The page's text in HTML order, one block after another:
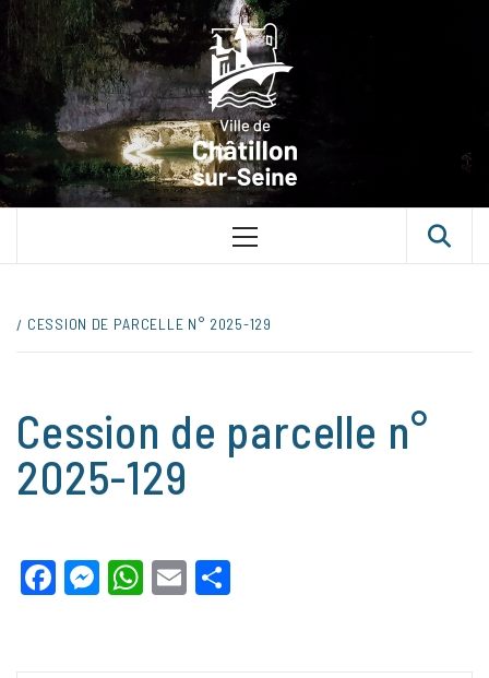
to
content
VILLE
SUR-SEINE
UNE VILLE DANS UN PARC
Primary
CESSION DE PARCELLE N° 2025-129
Cession de parcelle n°
2025-129
Facebook
Messenger
WhatsApp
Email